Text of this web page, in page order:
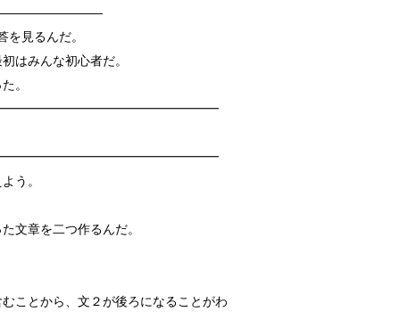
を見るんだ。
はみんな初心者だ。
。
う。
文章を二つ作るんだ。
ことから、文２が後ろになることがわ